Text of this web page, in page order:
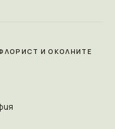
И ОКОЛНИТЕ